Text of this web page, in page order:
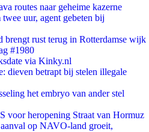
routes naar geheime kazerne
uur, agent gebeten bij
brengt rust terug in Rotterdamse wijk
#1980
via Kinky.nl
dieven betrapt bij stelen illegale
het embryo van ander stel
voor heropening Straat van Hormuz
op NAVO-land groeit,